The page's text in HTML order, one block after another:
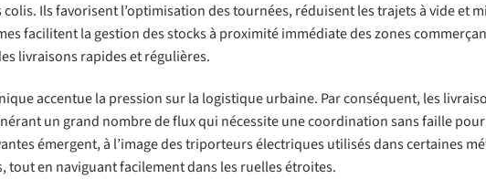
Ils favorisent l’optimisation des tournées, réduisent les trajets à vide et
facilitent la gestion des stocks à proximité immédiate des zones
livraisons rapides et régulières.
accentue la pression sur la logistique urbaine. Par conséquent, les
un grand nombre de flux qui nécessite une coordination sans faille
émergent, à l’image des triporteurs électriques utilisés dans certaines
tout en naviguant facilement dans les ruelles étroites.